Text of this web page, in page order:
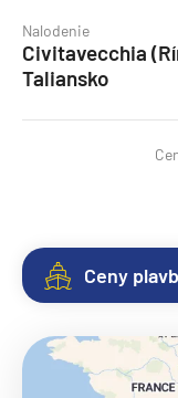
Nalodenie
Civitavecchia
Taliansko
Ceny